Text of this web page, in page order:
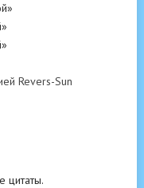
Revers-Sun
цитаты.